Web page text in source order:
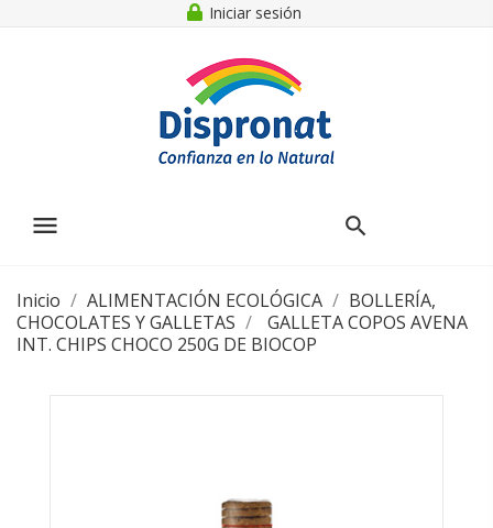
Iniciar sesión
menu
Inicio ALIMENTACIÓN ECOLÓGICA
BOLLERÍA,
CHOCOLATES Y GALLETAS
GALLETA COPOS AVENA
INT. CHIPS CHOCO 250G DE BIOCOP